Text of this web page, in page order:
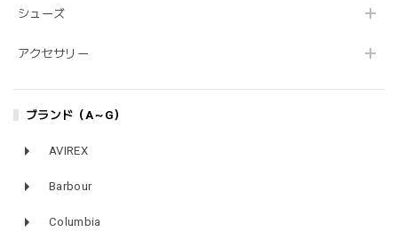
シューズ
アクセサリー
ブランド（A～G）
AVIREX
Barbour
Columbia